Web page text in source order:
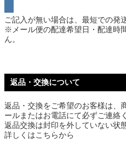
ご記入が無い場合は、最短での発
※メール便の配達希望日・配達時
ん。
返品・交換について
返品・交換をご希望のお客様は、
ールまたはお電話にて必ずご連絡
返品交換は封印を外していない状
詳しくはこちらから